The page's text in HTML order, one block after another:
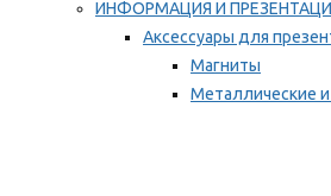
ИНФОРМАЦИЯ И
Аксессуары для
Магниты
Металлические